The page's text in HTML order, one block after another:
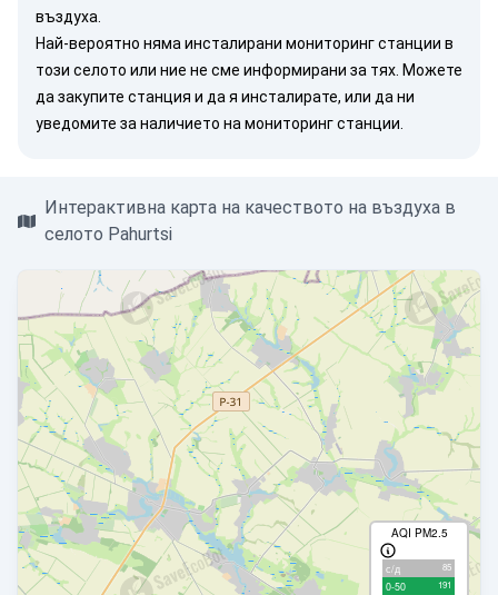
въздуха.
Най-вероятно няма инсталирани мониторинг станции в
този селото или ние не сме информирани за тях. Можете
да закупите станция и да я инсталирате, или да ни
уведомите за наличието на мониторинг станции.
Интерактивна карта на качеството на въздуха в
селото Pahurtsi
AQI PM2.5
с/д 85
0-50 191